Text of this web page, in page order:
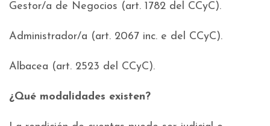
Gestor/a de Negocios (art. 1782 del CCyC).
Administrador/a (art. 2067 inc. e del CCyC).
Albacea (art. 2523 del CCyC).
¿Qué modalidades existen?